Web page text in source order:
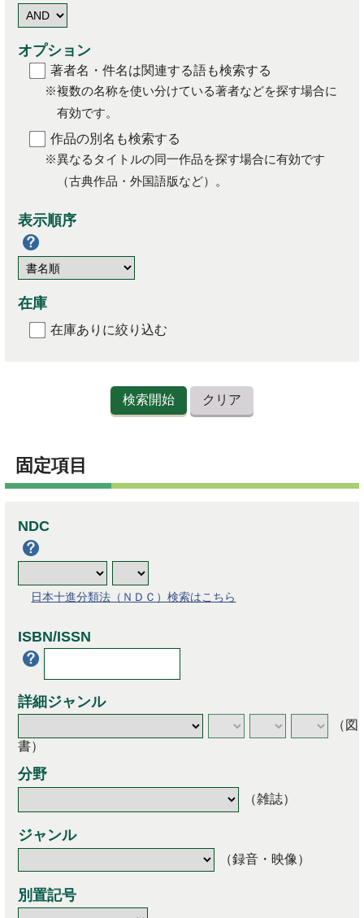
オプション
著者名・件名は関連する語も検索する
※複数の名称を使い分けている著者などを探す場合に
有効です。
作品の別名も検索する
※異なるタイトルの同一作品を探す場合に有効です
（古典作品・外国語版など）。
表示順序
在庫
在庫ありに絞り込む
固定項目
NDC
日本十進分類法（ＮＤＣ）検索はこちら
ISBN/ISSN
詳細ジャンル
（図
書）
分野
（雑誌）
ジャンル
（録音・映像）
別置記号